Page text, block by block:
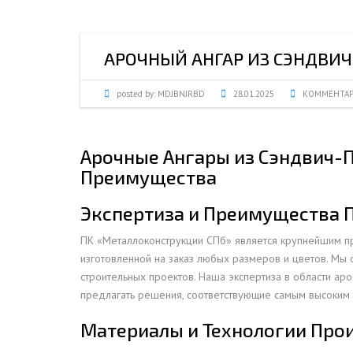
СВАИ СТАЛЬНЫЕ ВИНТОВЫЕ
КОНТЕЙНЕР СБОРНО – РАЗБОРНЫЙ
ДЫМОВЫЕ ТРУБЫ
ПРОИЗВОДСТВО
ИЗГОТОВЛЕНИЕ СВАРНЫХ
РЕЗЬБОВЫЕ ШПИЛЬКИ
АРОЧНЫЙ АНГАР ИЗ
posted by: MDJBNJRBD 28.01.2025
Арочные Ангары из Сэндвич-
Преимущества
Экспертиза и Преимущества
ПК «Металлоконструкции СПб» является крупнейшим
изготовленной на заказ любых размеров и цветов.
строительных проектов. Наша экспертиза в области
предлагать решения, соответствующие самым высоким
Материалы и Технологии